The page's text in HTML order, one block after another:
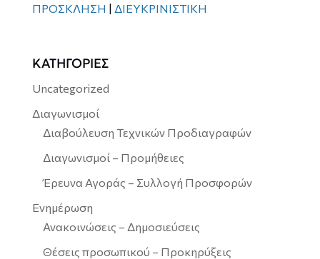
ΠΡΟΣΚΛΗΣΗ | ΔΙΕΥΚΡΙΝΙΣΤΙΚΗ
ΚΑΤΗΓΟΡΙΕΣ
Uncategorized
Διαγωνισμοί
Διαβούλευση Τεχνικών Προδιαγραφών
Διαγωνισμοί – Προμήθειες
Έρευνα Αγοράς – Συλλογή Προσφορών
Ενημέρωση
Ανακοινώσεις – Δημοσιεύσεις
Θέσεις προσωπικού – Προκηρύξεις